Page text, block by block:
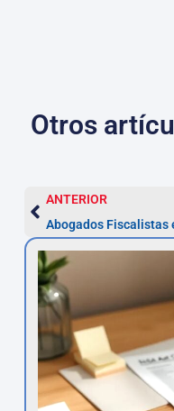
Otros
ANTERIOR